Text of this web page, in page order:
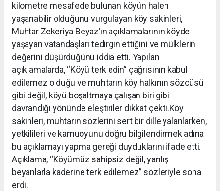
kilometre mesafede bulunan köyün halen
yaşanabilir olduğunu vurgulayan köy sakinleri,
Muhtar Zekeriya Beyaz’ın açıklamalarının köyde
yaşayan vatandaşları tedirgin ettiğini ve mülklerin
değerini düşürdüğünü iddia etti. Yapılan
açıklamalarda, “Köyü terk edin” çağrısının kabul
edilemez olduğu ve muhtarın köy halkının sözcüsü
gibi değil, köyü boşaltmaya çalışan biri gibi
davrandığı yönünde eleştiriler dikkat çekti.Köy
sakinleri, muhtarın sözlerini sert bir dille yalanlarken,
yetkilileri ve kamuoyunu doğru bilgilendirmek adına
bu açıklamayı yapma gereği duyduklarını ifade etti.
Açıklama, “Köyümüz sahipsiz değil, yanlış
beyanlarla kaderine terk edilemez” sözleriyle sona
erdi.